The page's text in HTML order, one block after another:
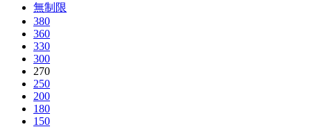
無制限
380
360
330
300
270
250
200
180
150